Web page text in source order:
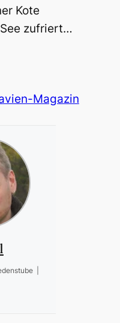
Kote
zufriert…
Magazin